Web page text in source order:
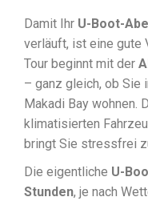
Damit Ihr U-Boot-
verläuft, ist eine gute
Tour beginnt mit der
– ganz gleich, ob Sie
Makadi Bay wohnen.
klimatisierten
bringt Sie stressfrei
Die eigentliche U-
Stunden, je nach